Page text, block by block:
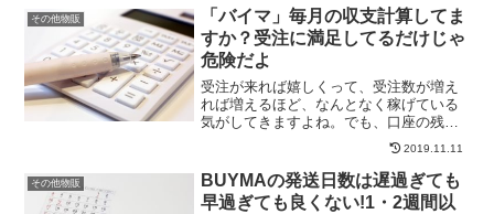
っという間に出品できる...
その他物販
「バイマ」毎月の収支計算してま
すか？受注に満足してるだけじゃ
危険だよ
受注が来れば嬉しくって、受注数が増え
れば増えるほど、なんとなく稼げている
気がしてきますよね。でも、口座の残高
を見てみると、あまり変わってない...な
んでだろう？どんぶり勘定で計算して受
注に満足していると、こんなことが起こ
るんですよね。バイマ...
2019.11.11
その他物販
BUYMAの発送日数は遅過ぎても
早過ぎても良くない!1・2週間以